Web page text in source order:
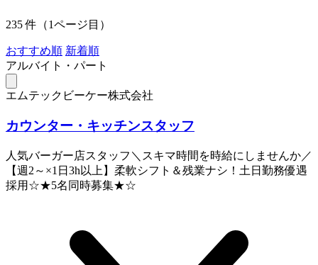
235 件（1ページ目）
おすすめ順 新着順
アルバイト・パート
エムテックビーケー株式会社
カウンター・キッチンスタッフ
人気バーガー店スタッフ＼スキマ時間を時給にしませんか／
【週2～×1日3h以上】柔軟シフト＆残業ナシ！土日勤務優遇
採用☆★5名同時募集★☆